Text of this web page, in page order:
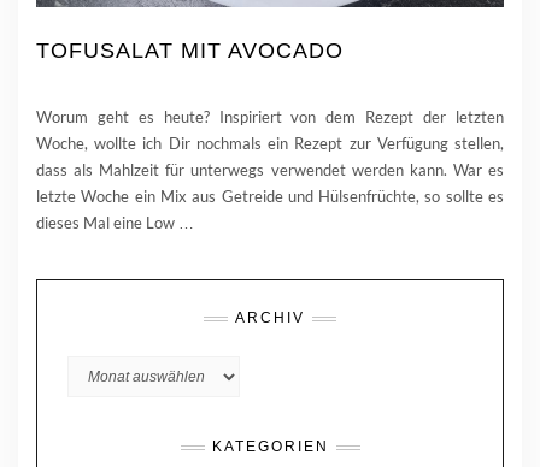
TOFUSALAT MIT AVOCADO
Worum geht es heute? Inspiriert von dem Rezept der letzten
Woche, wollte ich Dir nochmals ein Rezept zur Verfügung stellen,
dass als Mahlzeit für unterwegs verwendet werden kann. War es
letzte Woche ein Mix aus Getreide und Hülsenfrüchte, so sollte es
dieses Mal eine Low …
ARCHIV
KATEGORIEN